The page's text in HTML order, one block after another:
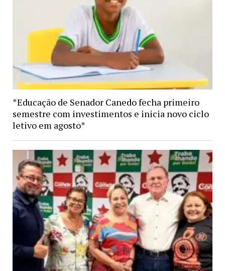
*Educação de Senador Canedo fecha primeiro
semestre com investimentos e inicia novo ciclo
letivo em agosto*